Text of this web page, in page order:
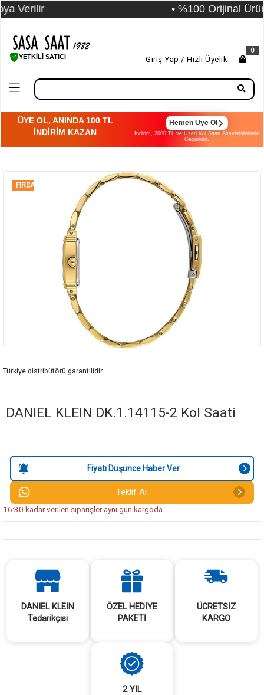
• %100 Orijinal Ürün Garantisi
YETKİLİ SATICI Giriş Yap / Hızlı Üyelik
0
ÜYE OL, ANINDA 100 TL
İNDİRİM KAZAN
İndirim, 2000 TL ve Üzeri Kol Saati Alışverişlerinde
Geçerlidir.
Hemen Üye Ol
FIRSAT
Türkiye distribütörü garantilidir.
DANIEL KLEIN DK.1.14115-2 Kol Saati
Fiyatı Düşünce Haber Ver
Teklif Al
16:30 kadar verilen siparişler aynı gün kargoda
DANIEL KLEIN
Tedarikçisi
ÖZEL HEDİYE
PAKETİ
ÜCRETSİZ
KARGO
2 YIL